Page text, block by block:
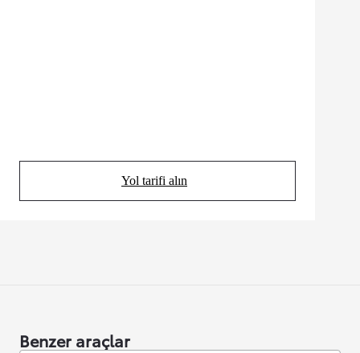
Yol tarifi alın
(Opens in new tab)
Benzer araçlar